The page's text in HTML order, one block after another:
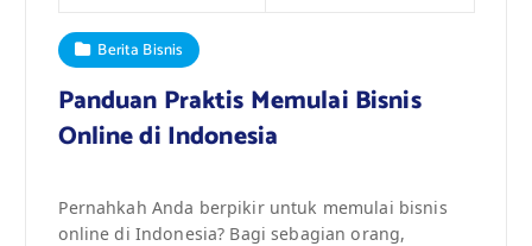
Berita Bisnis
Panduan Praktis Memulai Bisnis
Online di Indonesia
Pernahkah Anda berpikir untuk memulai bisnis
online di Indonesia? Bagi sebagian orang,